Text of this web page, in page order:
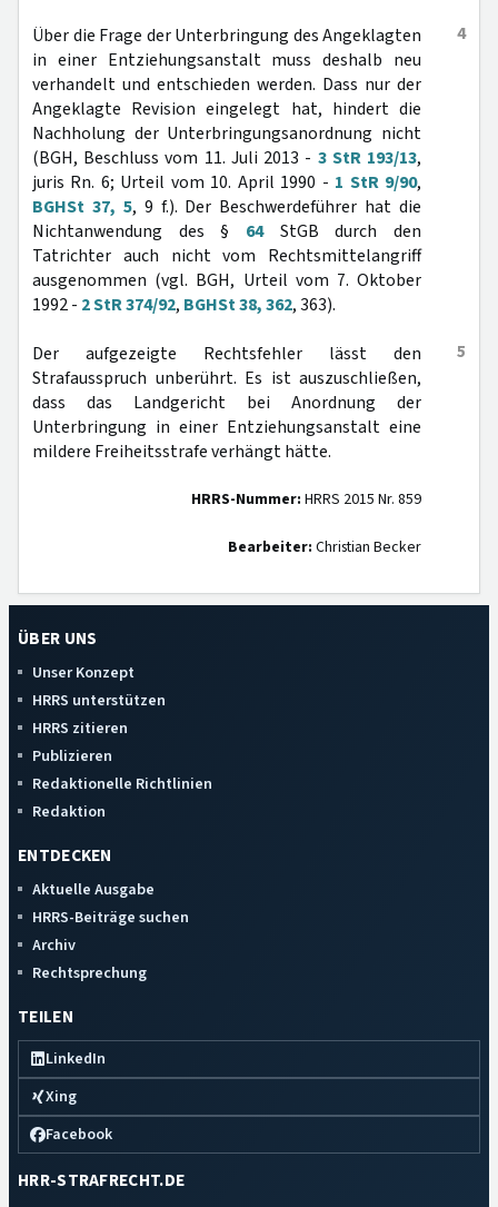
4
Über die Frage der Unterbringung des Angeklagten
in einer Entziehungsanstalt muss deshalb neu
verhandelt und entschieden werden. Dass nur der
Angeklagte Revision eingelegt hat, hindert die
Nachholung der Unterbringungsanordnung nicht
(BGH, Beschluss vom 11. Juli 2013 - 3 StR 193/13,
juris Rn. 6; Urteil vom 10. April 1990 - 1 StR 9/90,
BGHSt 37, 5, 9 f.). Der Beschwerdeführer hat die
Nichtanwendung des § 64StGB durch den
Tatrichter auch nicht vom Rechtsmittelangriff
ausgenommen (vgl. BGH, Urteil vom 7. Oktober
1992 - 2 StR 374/92, BGHSt 38, 362, 363).
5
Der aufgezeigte Rechtsfehler lässt den
Strafausspruch unberührt. Es ist auszuschließen,
dass das Landgericht bei Anordnung der
Unterbringung in einer Entziehungsanstalt eine
mildere Freiheitsstrafe verhängt hätte.
HRRS-Nummer: HRRS 2015 Nr. 859
Bearbeiter: Christian Becker
ÜBER UNS
Unser Konzept
HRRS unterstützen
HRRS zitieren
Publizieren
Redaktionelle Richtlinien
Redaktion
ENTDECKEN
Aktuelle Ausgabe
HRRS-Beiträge suchen
Archiv
Rechtsprechung
TEILEN
LinkedIn
Xing
Facebook
HRR-STRAFRECHT.DE